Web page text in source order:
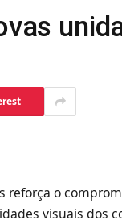
reforça o
visuais dos